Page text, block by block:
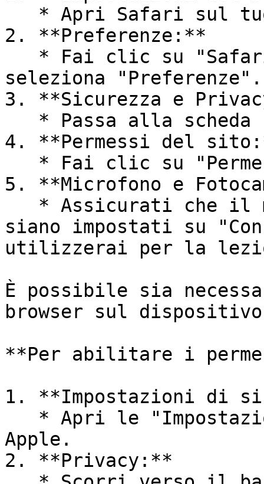
2. **Preferenze:**
seleziona "Preferenze".
3. **Sicurezza e
4. **Permessi del
5. **Microfono e
siano impostati su
utilizzerai per la
È possibile sia
browser sul
**Per abilitare i
1. **Impostazioni di
Apple.
2. **Privacy:**